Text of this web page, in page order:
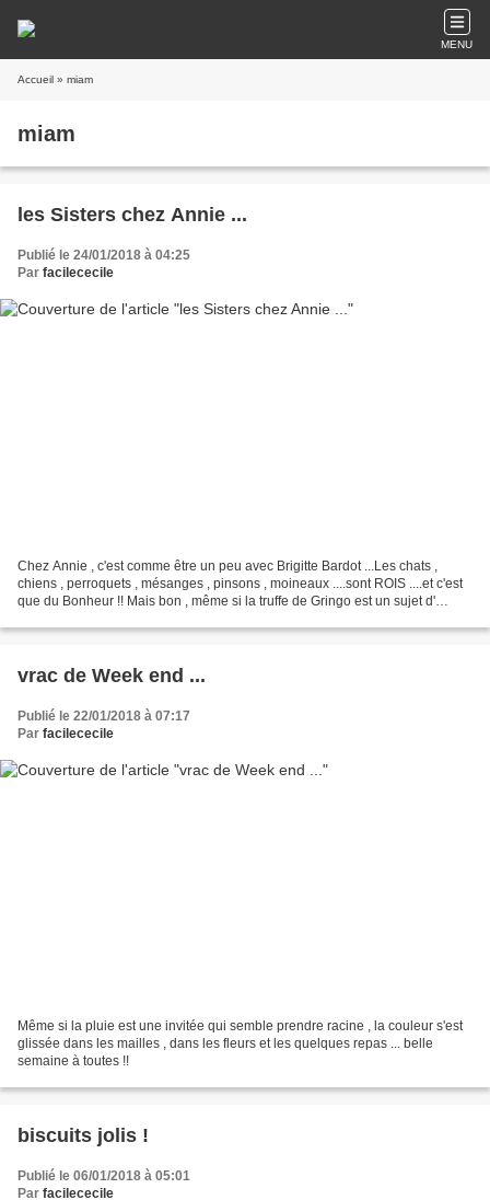
MENU
Accueil » miam
miam
les Sisters chez Annie ...
Publié le 24/01/2018 à 04:25
Par facilececile
Chez Annie , c'est comme être un peu avec Brigitte Bardot ...Les chats ,
chiens , perroquets , mésanges , pinsons , moineaux ....sont ROIS ....et c'est
que du Bonheur !! Mais bon , même si la truffe de Gringo est un sujet d'
vrac de Week end ...
Publié le 22/01/2018 à 07:17
Par facilececile
Même si la pluie est une invitée qui semble prendre racine , la couleur s'est
glissée dans les mailles , dans les fleurs et les quelques repas ... belle
semaine à toutes !!
biscuits jolis !
Publié le 06/01/2018 à 05:01
Par facilececile